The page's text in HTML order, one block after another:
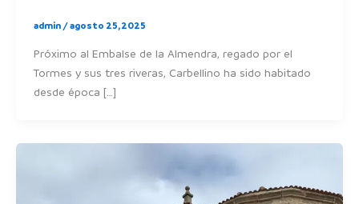
admin /agosto 25, 2025
Próximo al Embalse de la Almendra, regado por el
Tormes y sus tres riveras, Carbellino ha sido habitado
desde época […]